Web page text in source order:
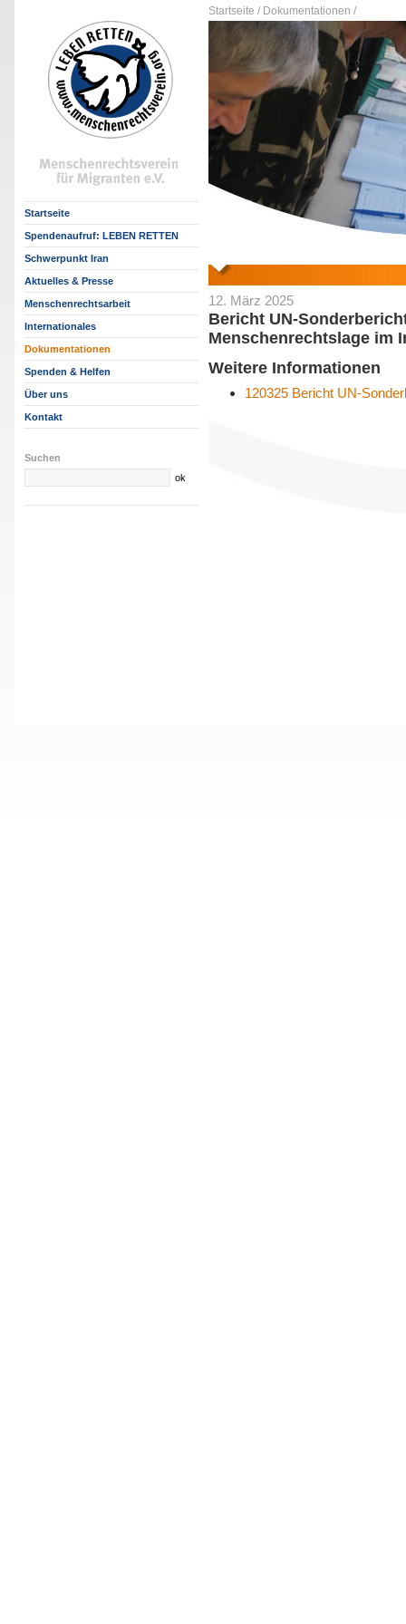
Startseite / Dokumentationen /
Startseite
Spendenaufruf: LEBEN RETTEN
Schwerpunkt Iran
Aktuelles & Presse
Menschenrechtsarbeit
Internationales
Dokumentationen
Spenden & Helfen
Über uns
Kontakt
Suchen
12. März 2025
Bericht UN-
Menschenrechtslage im
Weitere Informationen
120325 Bericht UN-